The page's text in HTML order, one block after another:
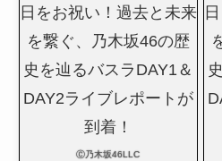
Ⓒ乃木坂46LLC